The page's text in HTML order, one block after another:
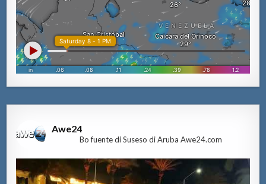
Awe24
Bo fuente di Suseso di Aruba Awe24.com